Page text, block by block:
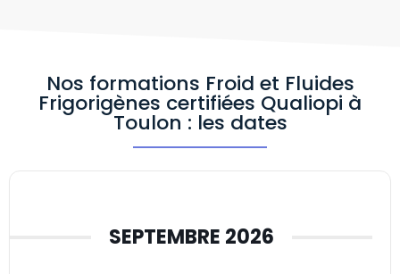
Nos formations Froid et Fluides
Frigorigènes certifiées Qualiopi à
Toulon : les dates
SEPTEMBRE 2026